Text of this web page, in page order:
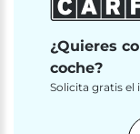
¿Quieres
coche?
Solicita gratis el